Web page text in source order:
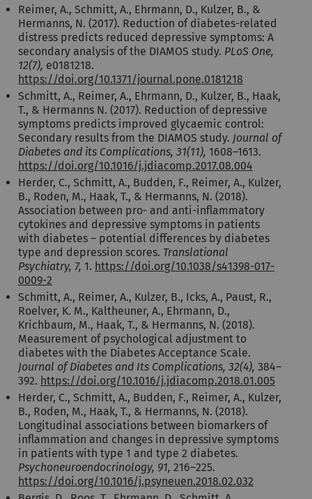
Reimer, A., Schmitt, A., Ehrmann, D., Kulzer, B., &
Hermanns, N. (2017). Reduction of diabetes-related
distress predicts reduced depressive symptoms: A
secondary analysis of the DIAMOS study. PLoS One,
12(7), e0181218.
https://doi.org/10.1371/journal.pone.0181218
Schmitt, A., Reimer, A., Ehrmann, D., Kulzer, B., Haak,
T., & Hermanns N. (2017). Reduction of depressive
symptoms predicts improved glycaemic control:
Secondary results from the DIAMOS study. Journal of
Diabetes and its Complications, 31(11), 1608–1613.
https://doi.org/10.1016/j.jdiacomp.2017.08.004
Herder, C., Schmitt, A., Budden, F., Reimer, A., Kulzer,
B., Roden, M., Haak, T., & Hermanns, N. (2018).
Association between pro- and anti-inflammatory
cytokines and depressive symptoms in patients
with diabetes – potential differences by diabetes
type and depression scores. Translational
Psychiatry, 7, 1. https://doi.org/10.1038/s41398-017-
0009-2
Schmitt, A., Reimer, A., Kulzer, B., Icks, A., Paust, R.,
Roelver, K. M., Kaltheuner, A., Ehrmann, D.,
Krichbaum, M., Haak, T., & Hermanns, N. (2018).
Measurement of psychological adjustment to
diabetes with the Diabetes Acceptance Scale.
Journal of Diabetes and Its Complications, 32(4), 384–
392. https://doi.org/10.1016/j.jdiacomp.2018.01.005
Herder, C., Schmitt, A., Budden, F., Reimer, A., Kulzer,
B., Roden, M., Haak, T., & Hermanns, N. (2018).
Longitudinal associations between biomarkers of
inflammation and changes in depressive symptoms
in patients with type 1 and type 2 diabetes.
Psychoneuroendocrinology, 91, 216–225.
https://doi.org/10.1016/j.psyneuen.2018.02.032